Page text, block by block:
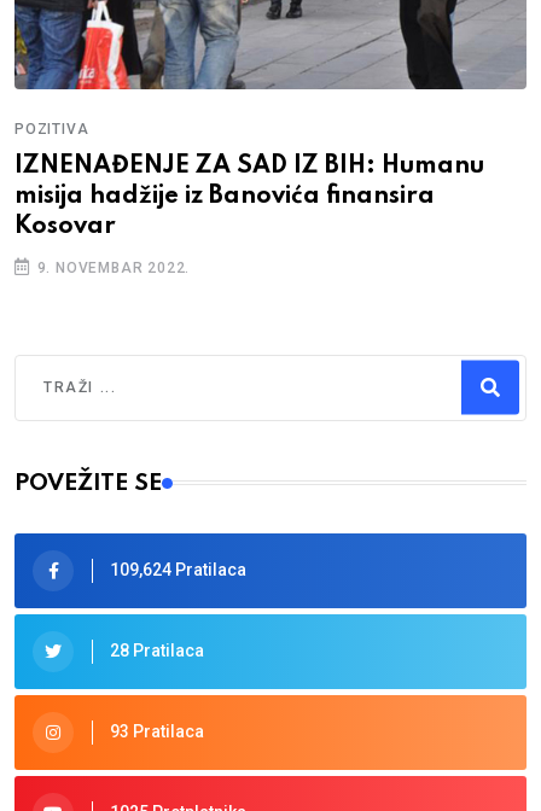
POZITIVA
IZNENAĐENJE ZA SAD IZ BIH: Humanu
misija hadžije iz Banovića finansira
Kosovar
9. NOVEMBAR 2022.
Type 2 or more characters for results.
POVEŽITE SE
109,624 Pratilaca
28 Pratilaca
93 Pratilaca